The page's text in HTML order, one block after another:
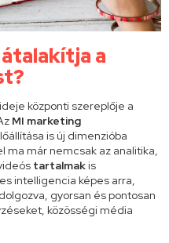
a
központi szereplője a
MI marketing
is új dimenzióba
ma már nemcsak az analitika,
tartalmakis
intelligencia képes arra,
gyorsan és pontosan
közösségi média